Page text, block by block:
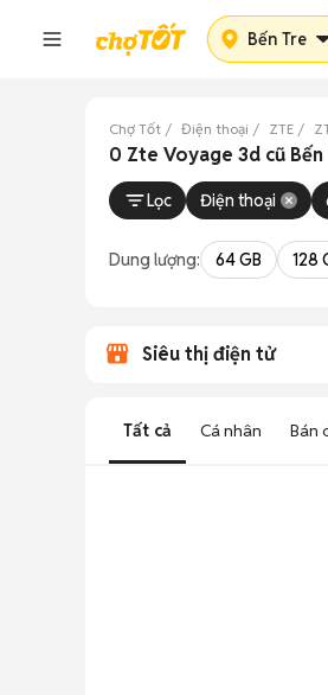
Bến Tre
Chợ Tốt Điện thoại ZTE
0 Zte Voyage 3d cũ Bến
Lọc Điện thoại
Dung lượng: 64 GB 128
Siêu thị điện tử
Tất cả Cá nhân Bán